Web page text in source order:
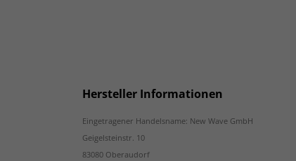
Hersteller Informationen
Eingetragener Handelsname: New Wave GmbH
Geigelsteinstr. 10
83080 Oberaudorf